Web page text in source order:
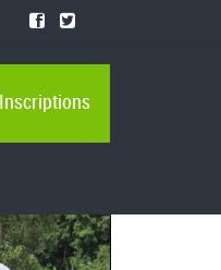
Inscriptions